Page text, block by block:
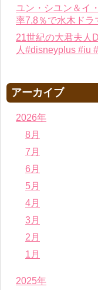
ユン・シユン＆イ
率7.8％で水木ド
21世紀の大君夫人
人#disneyplus #iu
アーカイブ
2026年
8月
7月
6月
5月
4月
3月
2月
1月
2025年